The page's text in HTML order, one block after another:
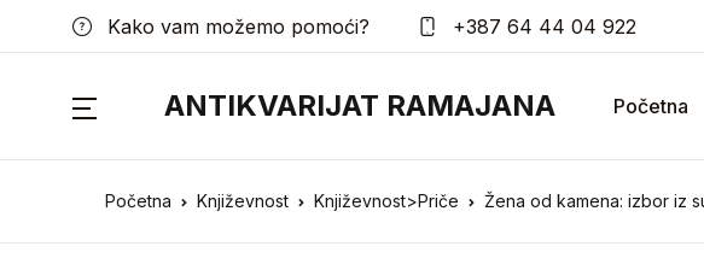
Kako vam možemo pomoći? +387 64 44 04 922
ANTIKVARIJAT RAMAJANA Početna
Početna Književnost Književnost>Priče Žena od kamena: izbor iz